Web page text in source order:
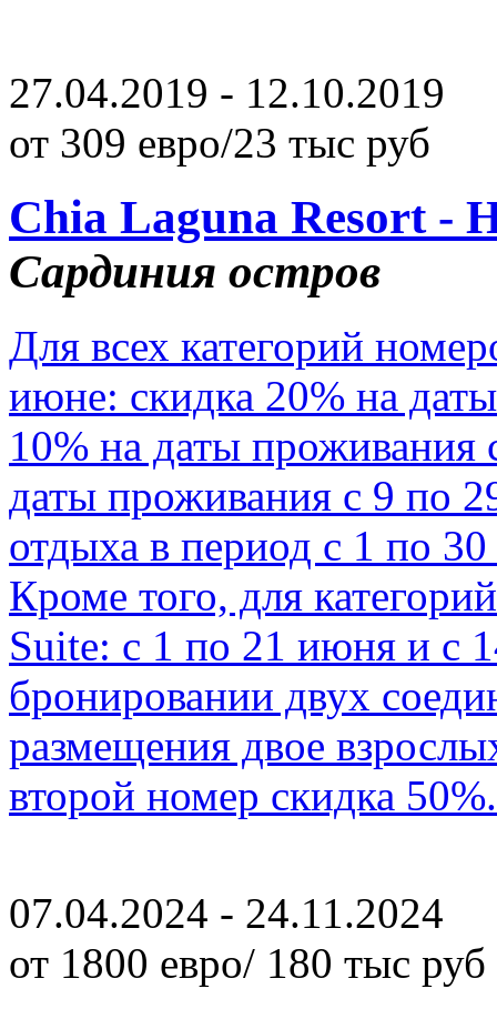
27.04.2019 - 12.10.2019
от 309 евро/23 тыс руб
Chia Laguna Resort -
Сардиния остров
Для всех категорий
июне: скидка 20% на
10% на даты проживания
даты проживания с 9 по
отдыха в период с 1 по
Кроме того, для
Suite: c 1 по 21 июня и с
бронировании двух
размещения двое
второй номер скидка 50%.
07.04.2024 - 24.11.2024
от 1800 евро/ 180 тыс руб